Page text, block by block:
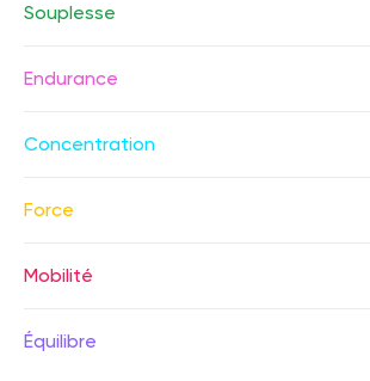
Souplesse
Endurance
Concentration
Force
Mobilité
Équilibre